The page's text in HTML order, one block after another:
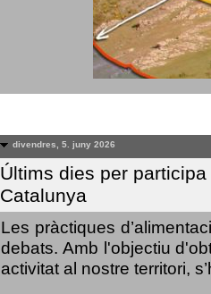
divendres, 5. juny 2026
Últims dies per
Catalunya
Les pràctiques
debats. Amb l'objectiu
activitat al nostre territori,